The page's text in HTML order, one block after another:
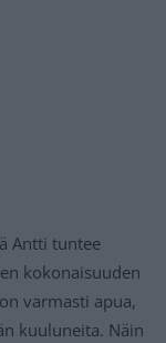
Antti tuntee
kokonaisuuden
varmasti apua,
kuuluneita. Näin